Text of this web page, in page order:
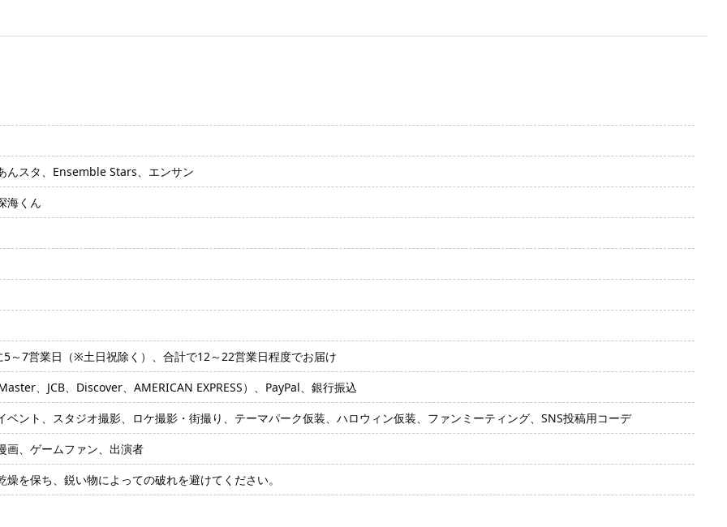
んスタ、Ensemble Stars、エンサン
海くん
～7営業日（※土日祝除く）、合計で12～22営業日程度でお届け
、JCB、Discover、AMERICAN EXPRESS）、PayPal、銀行振込
ベント、スタジオ撮影、ロケ撮影・街撮り、テーマパーク仮装、ハロウィン仮装、ファンミーティング、SNS投稿用コーデ
画、ゲームファン、出演者
を保ち、鋭い物によっての破れを避けてください。